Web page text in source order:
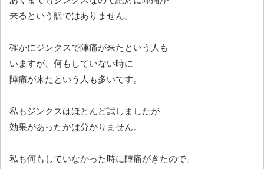
来るという訳ではありません。
確かにジンクスで陣痛が来たという人も
いますが、何もしていない時に
陣痛が来たという人も多いです。
私もジンクスはほとんど試しましたが
効果があったかは分かりません。
私も何もしていなかった時に陣痛がきたので。